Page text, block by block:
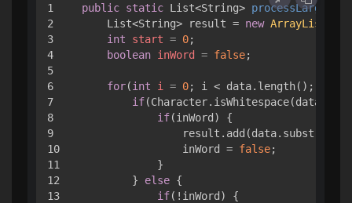
1
2
3
4
5
6
7
8
9
10
11
12
13
public static List<String> processLargeData
    List<String> result =
new ArrayList
int
start = 0;
boolean inWord = false;
for(int i = 0; i < data.length(); i++)
if
if(inWord) {
                inWord =
false;
            }
        }
else {
if(!inWord) {